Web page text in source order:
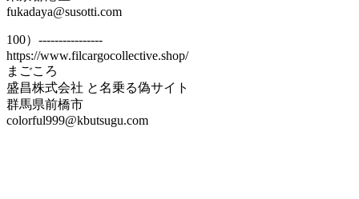
fukadaya@susotti.com
100）----------------
https://www.filcargocollective.shop/
まごころ
盛昌株式会社 と名乗る偽サイト
群馬県前橋市
colorful999@kbutsugu.com